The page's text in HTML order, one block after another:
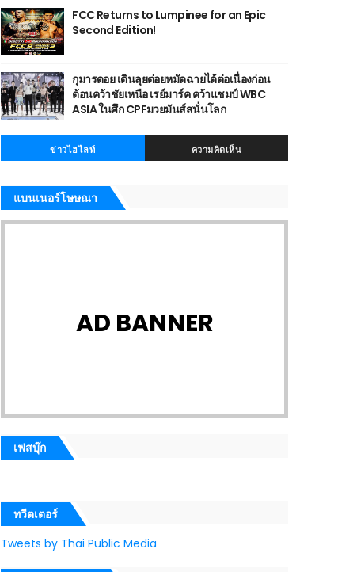
FCC Returns to Lumpinee for an Epic
Second Edition!
กุมารดอย เดินลุยต่อยหมัดฉายได้ต่อเนื่องก่อน
ต้อนคว้าชัยเหนือ เรย์มาร์ค คว้าแชมป์ WBC
ASIA ในศึก CPFมวยมันส์สนั่นโลก
ข่าวไฮไลท์ ความคิดเห็น
แบนเนอร์โษษณา
AD BANNER
เฟสบุ๊ก
ทวีตเตอร์
Tweets by Thai Public Media